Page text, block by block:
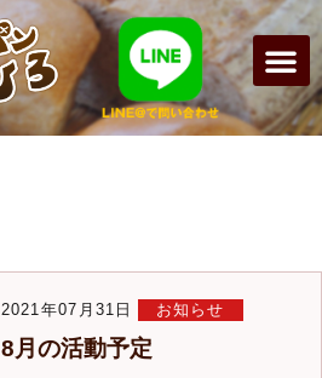
2021年07月31日 お知らせ
8月の活動予定